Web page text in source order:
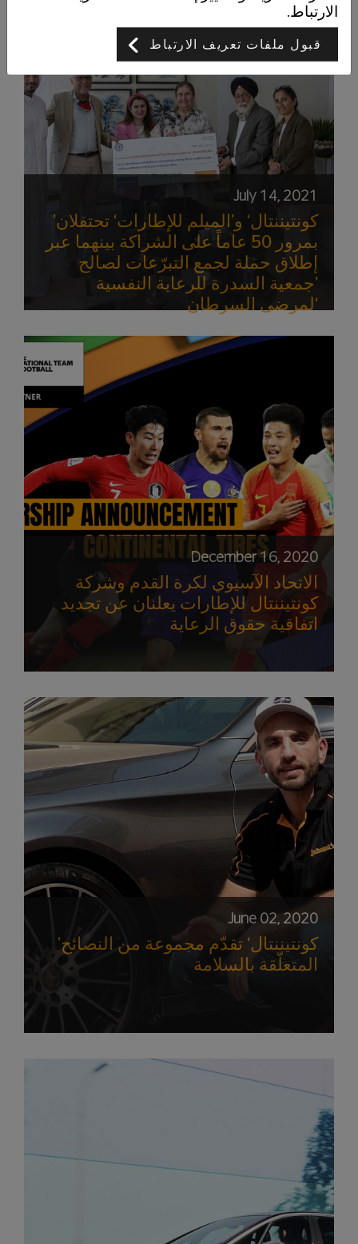
July 14, 2021
’كونتيننتال‘ و’الميلم للإطارات‘ تحتفلان
بمرور 50 عاماً على الشراكة بينهما عبر
إطلاق حملة لجمع التبرّعات لصالح
’جمعية السدرة للرعاية النفسية
لمرضى السرطان‘
December 16, 2020
الاتحاد الآسيوي لكرة القدم وشركة
كونتيننتال للإطارات يعلنان عن تجديد
اتفاقية حقوق الرعاية
June 02, 2020
’كونتيننتال‘ تقدّم مجموعة من النصائح
المتعلّقة بالسلامة
الارتباط.
قبول ملفات تعريف الارتباط